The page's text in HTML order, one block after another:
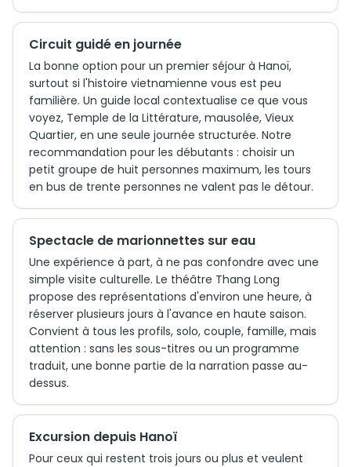
Circuit guidé en journée
La bonne option pour un premier séjour à Hanoï,
surtout si l'histoire vietnamienne vous est peu
familière. Un guide local contextualise ce que vous
voyez, Temple de la Littérature, mausolée, Vieux
Quartier, en une seule journée structurée. Notre
recommandation pour les débutants : choisir un
petit groupe de huit personnes maximum, les tours
en bus de trente personnes ne valent pas le détour.
Spectacle de marionnettes sur eau
Une expérience à part, à ne pas confondre avec une
simple visite culturelle. Le théâtre Thang Long
propose des représentations d'environ une heure, à
réserver plusieurs jours à l'avance en haute saison.
Convient à tous les profils, solo, couple, famille, mais
attention : sans les sous-titres ou un programme
traduit, une bonne partie de la narration passe au-
dessus.
Excursion depuis Hanoï
Pour ceux qui restent trois jours ou plus et veulent